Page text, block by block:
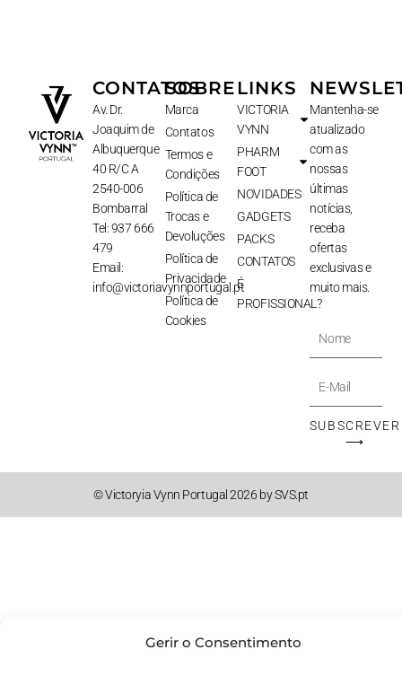
Gerir o Consentimento
CONTATOS
Av. Dr.
Joaquim de
Albuquerque
40 R/C A
2540-006
Bombarral
Tel: 937 666
479
Email:
info@victoriavynnportugal.pt
SOBRE
Marca
Contatos
Termos e
Condições
Política de
Trocas e
Devoluções
Política de
Privacidade
Política de
Cookies
LINKS
VICTORIA
VYNN
PHARM
FOOT
NOVIDADES
GADGETS
PACKS
CONTATOS
É
PROFISSIONAL?
Mantenha-se
atualizado
com as
nossas
últimas
notícias,
receba
ofertas
exclusivas e
muito mais.
Nome
E-
Mail
SUBSCREVER
⟶
© Victoryia Vynn Portugal 2026 by SVS.pt